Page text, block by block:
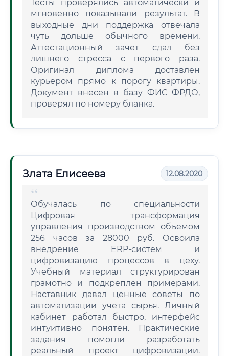
Тесты проверялись автоматически и
мгновенно показывали результат. В
выходные дни поддержка отвечала
чуть дольше обычного времени.
Аттестационный зачет сдал без
лишнего стресса с первого раза.
Оригинал диплома доставлен
курьером прямо к порогу квартиры.
Документ внесен в базу ФИС ФРДО,
проверял по номеру бланка.
Злата Елисеева 12.08.2020
Обучалась по специальности
Цифровая трансформация
управления производством объемом
256 часов за 28000 руб. Освоила
внедрение ERP-систем и
цифровизацию процессов в цеху.
Учебный материал структурирован
грамотно и подкреплен примерами.
Наставник давал ценные советы по
автоматизации учета сырья. Личный
кабинет работал быстро, интерфейс
интуитивно понятен. Практические
задания помогли разработать
реальный проект цифровизации.